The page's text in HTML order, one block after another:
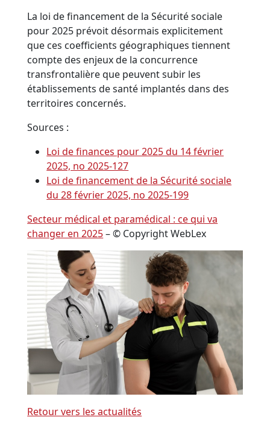
La loi de financement de la Sécurité sociale
pour 2025 prévoit désormais explicitement
que ces coefficients géographiques tiennent
compte des enjeux de la concurrence
transfrontalière que peuvent subir les
établissements de santé implantés dans des
territoires concernés.
Sources :
Loi de finances pour 2025 du 14 février
2025, no 2025-127
Loi de financement de la Sécurité sociale
du 28 février 2025, no 2025-199
Secteur médical et paramédical : ce qui va
changer en 2025– © Copyright WebLex
Retour vers les actualités